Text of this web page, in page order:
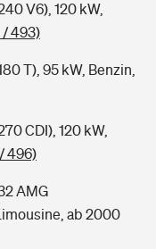
V6), 120 kW,
/ 493)
T), 95 kW, Benzin,
CDI), 120 kW,
496)
AMG
ab 2000